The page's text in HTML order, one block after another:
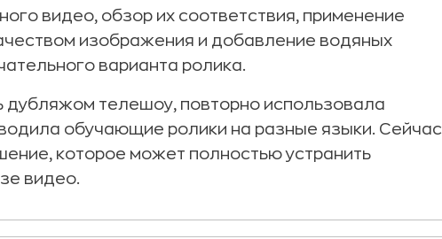
видео, обзор их соответствия, применение
изображения и добавление водяных
варианта ролика.
дубляжом телешоу, повторно использовала
обучающие ролики на разные языки. Сейчас
которое может полностью устранить
видео.